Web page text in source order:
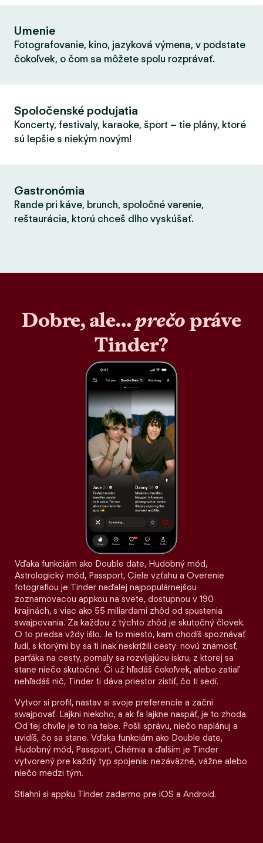
Umenie
Fotografovanie, kino, jazyková výmena, v podstate
čokoľvek, o čom sa môžete spolu rozprávať.
Spoločenské podujatia
Koncerty, festivaly, karaoke, šport – tie plány, ktoré
sú lepšie s niekým novým!
Gastronómia
Rande pri káve, brunch, spoločné varenie,
reštaurácia, ktorú chceš dlho vyskúšať.
Dobre, ale…prečopráve
Tinder?
Vďaka funkciám ako Double date, Hudobný mód,
Astrologický mód, Passport, Ciele vzťahu a Overenie
fotografiou je Tinder naďalej najpopulárnejšou
zoznamovacou appkou na svete, dostupnou v 190
krajinách, s viac ako 55 miliardami zhôd od spustenia
swajpovania. Za každou z týchto zhôd je skutočný človek.
O to predsa vždy išlo. Je to miesto, kam chodíš spoznávať
ľudí, s ktorými by sa ti inak neskrížili cesty: novú známosť,
parťáka na cesty, pomaly sa rozvíjajúcu iskru, z ktorej sa
stane niečo skutočné. Či už hľadáš čokoľvek, alebo zatiaľ
nehľadáš nič, Tinder ti dáva priestor zistiť, čo ti sedí.
Vytvor si profil, nastav si svoje preferencie a začni
swajpovať. Lajkni niekoho, a ak ťa lajkne naspäť, je to zhoda.
Od tej chvíle je to na tebe. Pošli správu, niečo naplánuj a
uvidíš, čo sa stane. Vďaka funkciám ako Double date,
Hudobný mód, Passport, Chémia a ďalším je Tinder
vytvorený pre každý typ spojenia: nezáväzné, vážne alebo
niečo medzi tým.
Stiahni si appku Tinder zadarmo pre iOS a Android.